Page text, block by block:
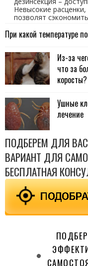
Невысокие
позволят
При какой температуре
Из-за
что за
коросты?
Ушные
лечение
ПОДБЕРЕМ ДЛЯ
ВАРИАНТ ДЛЯ
БЕСПЛАТНАЯ